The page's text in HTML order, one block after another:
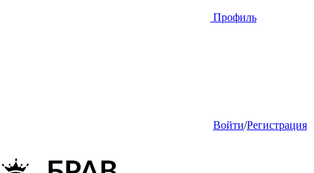
Профиль
Войти/Регистрация